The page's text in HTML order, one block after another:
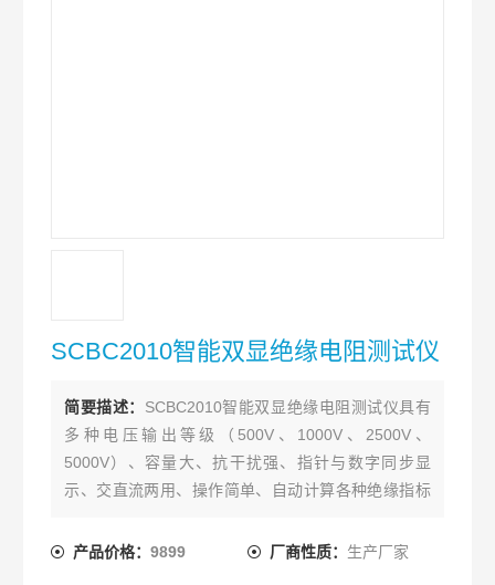
SCBC2010智能双显绝缘电阻测试仪
简要描述： SCBC2010智能双显绝缘电阻测试仪具有
多种电压输出等级（500V、1000V、2500V、
5000V）、容量大、抗干扰强、指针与数字同步显
示、交直流两用、操作简单、自动计算各种绝缘指标
能等特点。
产品价格：9899 厂商性质： 生产厂家